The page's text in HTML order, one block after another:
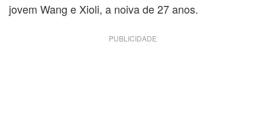
jovem Wang e Xioli, a noiva de 27 anos.
PUBLICIDADE